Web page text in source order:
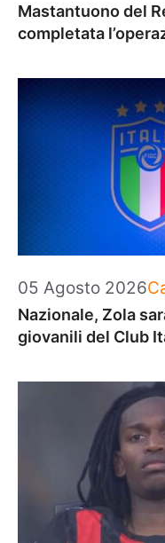
Mastantuono del
completata
05 Agosto 2026
Nazionale, Zola
giovanili del Club